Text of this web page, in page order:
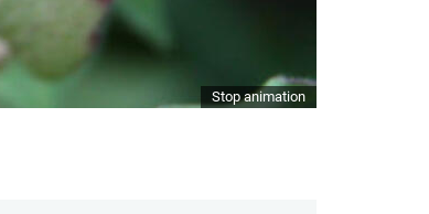
Stop animation